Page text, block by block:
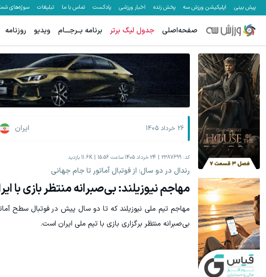
پیش بینی اپلیکیشن ورزش سه پخش زنده اخبار ورزشی پادکست تماس با ما تبلیغات سوژه‌های شما
صفحه‌اصلی جدول لیگ برتر برنامه بــرجـــام ویدیو روزنامه
26 خرداد 1405 ایران
کد: 2387699 24 خرداد 1405 ساعت 15:56 11.6K بازدید
رندال در دو سال: از فوتبال آماتور تا جام جهانی
مهاجم نیوزیلند: بی‌صبرانه منتظر بازی با
مهاجم تیم ملی نیوزیلند که تا دو سال پیش در فوتبال سطح
بی‌صبرانه منتظر برگزاری بازی با تیم ملی ایران است.
میخوایم رایگان بهت یاد بدیم چجوری پولدارشی! باور نداری امتحانش مجانیه
رشد فروشگاهت از
جای این پک تقویت موی جلبک توی حمومت خالیه!45%تخفیف